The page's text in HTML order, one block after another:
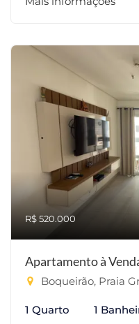
R$ 520.000
Apartamento à
Boqueirão, Praia
1 Quarto 1